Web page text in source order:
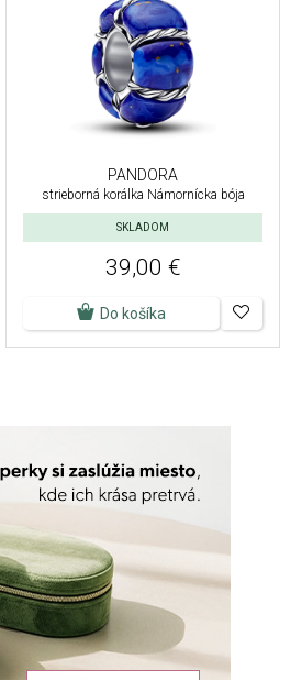
PANDORA
strieborná korálka Námornícka bója
SKLADOM
39,00 €
Do košíka